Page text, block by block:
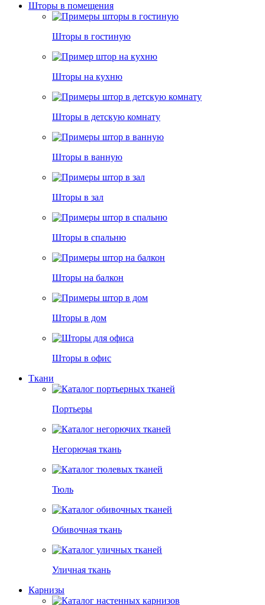
Шторы в помещения
Шторы в гостиную
Шторы на кухню
Шторы в детскую комнату
Шторы в ванную
Шторы в зал
Шторы в спальню
Шторы на балкон
Шторы в дом
Шторы в офис
Ткани
Портьеры
Негорючая ткань
Тюль
Обивочная ткань
Уличная ткань
Карнизы